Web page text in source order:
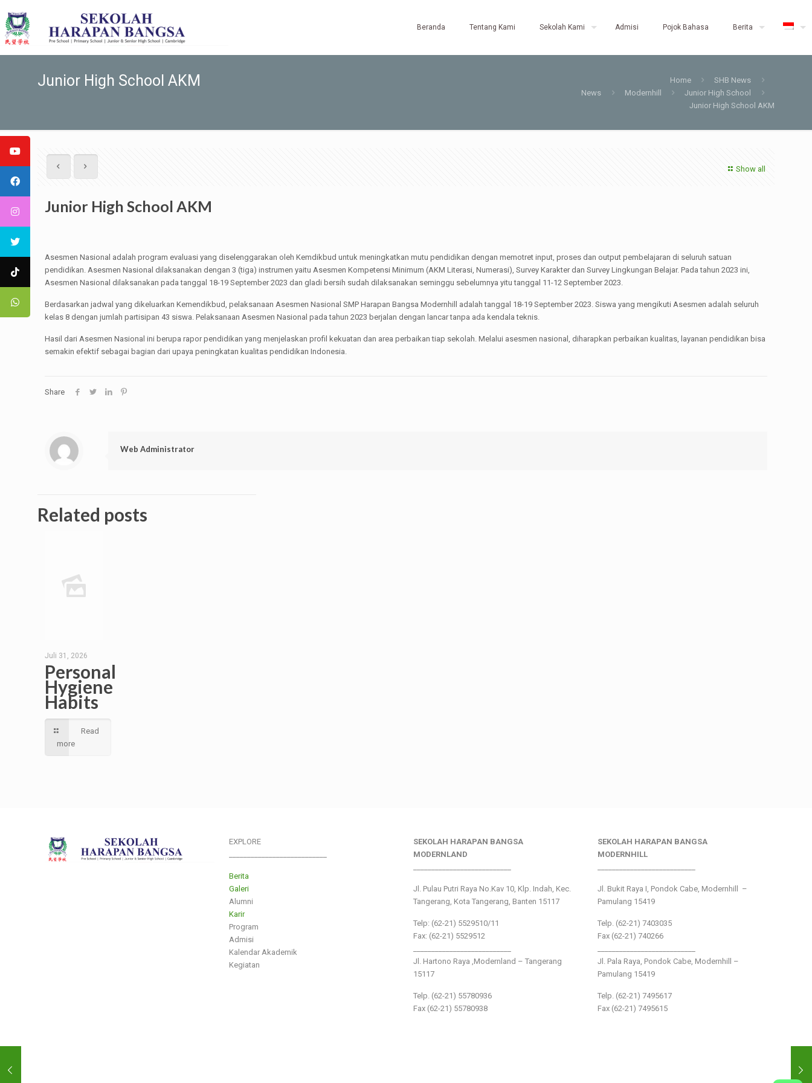
Beranda Tentang Kami Sekolah Kami Admisi Pojok Bahasa Berita
Junior High School AKM Home
SHB News
News
Modernhill
Junior High School
Junior High School AKM
Show all
Junior High School AKM
Asesmen Nasional adalah program evaluasi yang diselenggarakan oleh Kemdikbud untuk meningkatkan mutu pendidikan dengan memotret input, proses dan output pembelajaran di seluruh satuan
pendidikan. Asesmen Nasional dilaksanakan dengan 3 (tiga) instrumen yaitu Asesmen Kompetensi Minimum (AKM Literasi, Numerasi), Survey Karakter dan Survey Lingkungan Belajar. Pada tahun 2023 ini,
Asesmen Nasional dilaksanakan pada tanggal 18-19 September 2023 dan gladi bersih sudah dilaksanakan seminggu sebelumnya yitu tanggal 11-12 September 2023.
Berdasarkan jadwal yang dikeluarkan Kemendikbud, pelaksanaan Asesmen Nasional SMP Harapan Bangsa Modernhill adalah tanggal 18-19 September 2023. Siswa yang mengikuti Asesmen adalah seluruh
kelas 8 dengan jumlah partisipan 43 siswa. Pelaksanaan Asesmen Nasional pada tahun 2023 berjalan dengan lancar tanpa ada kendala teknis.
Hasil dari Asesmen Nasional ini berupa rapor pendidikan yang menjelaskan profil kekuatan dan area perbaikan tiap sekolah. Melalui asesmen nasional, diharapkan perbaikan kualitas, layanan pendidikan bisa
semakin efektif sebagai bagian dari upaya peningkatan kualitas pendidikan Indonesia.
Share
Web Administrator
Related posts
Juli 31, 2026
Personal
Hygiene
Habits
Read
more
EXPLORE
Berita
Galeri
Alumni
Karir
Program
Admisi
Kalendar Akademik
Kegiatan
SEKOLAH HARAPAN BANGSA
MODERNLAND
Jl. Pulau Putri Raya No.Kav 10, Klp. Indah, Kec.
Tangerang, Kota Tangerang, Banten 15117
Telp: (62-21) 5529510/11
Fax: (62-21) 5529512
Jl. Hartono Raya ,Modernland – Tangerang
15117
Telp. (62-21) 55780936
Fax (62-21) 55780938
SEKOLAH HARAPAN BANGSA
MODERNHILL
Jl. Bukit Raya I, Pondok Cabe, Modernhill –
Pamulang 15419
Telp. (62-21) 7403035
Fax (62-21) 740266
Jl. Pala Raya, Pondok Cabe, Modernhill –
Pamulang 15419
Telp. (62-21) 7495617
Fax (62-21) 7495615